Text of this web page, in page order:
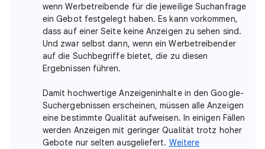
wenn Werbetreibende für die jeweilige Suchanfrage
ein Gebot festgelegt haben. Es kann vorkommen,
dass auf einer Seite keine Anzeigen zu sehen sind.
Und zwar selbst dann, wenn ein Werbetreibender
auf die Suchbegriffe bietet, die zu diesen
Ergebnissen führen.
Damit hochwertige Anzeigeninhalte in den Google-
Suchergebnissen erscheinen, müssen alle Anzeigen
eine bestimmte Qualität aufweisen. In einigen Fällen
werden Anzeigen mit geringer Qualität trotz hoher
Gebote nur selten ausgeliefert. Weitere